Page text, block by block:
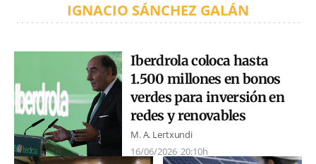
IGNACIO SÁNCHEZ GALÁN
Iberdrola coloca hasta
1.500 millones en bonos
verdes para inversión en
redes y renovables
M. A. Lertxundi
16/06/2026 20:10h